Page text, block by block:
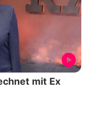
mit Ex